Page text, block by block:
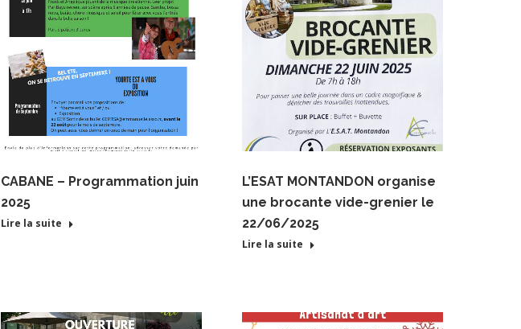
CABANE – Programmation juin
2025
Lire la suite
L’ESAT MONTANDON organise
une brocante vide-grenier le
22/06/2025
Lire la suite